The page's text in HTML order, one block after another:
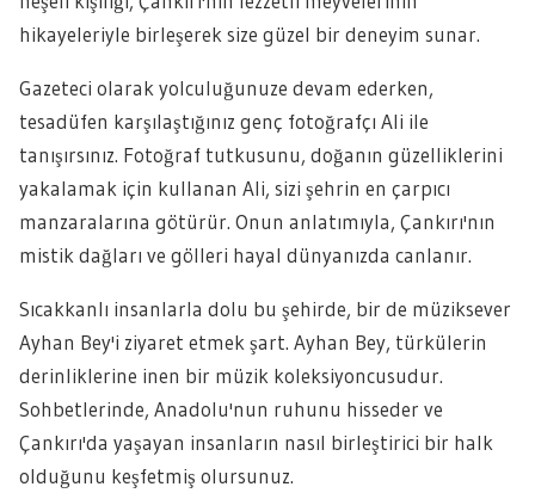
hikayeleriyle birleşerek size güzel bir deneyim sunar.
Gazeteci olarak yolculuğunuze devam ederken,
tesadüfen karşılaştığınız genç fotoğrafçı Ali ile
tanışırsınız. Fotoğraf tutkusunu, doğanın güzelliklerini
yakalamak için kullanan Ali, sizi şehrin en çarpıcı
manzaralarına götürür. Onun anlatımıyla, Çankırı'nın
mistik dağları ve gölleri hayal dünyanızda canlanır.
Sıcakkanlı insanlarla dolu bu şehirde, bir de müziksever
Ayhan Bey'i ziyaret etmek şart. Ayhan Bey, türkülerin
derinliklerine inen bir müzik koleksiyoncusudur.
Sohbetlerinde, Anadolu'nun ruhunu hisseder ve
Çankırı'da yaşayan insanların nasıl birleştirici bir halk
olduğunu keşfetmiş olursunuz.